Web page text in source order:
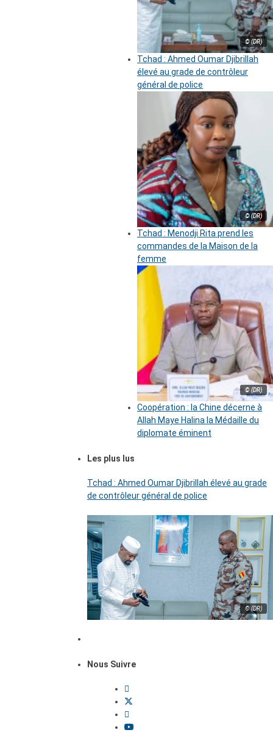
© (DR)
Tchad : Ahmed Oumar Djibrillah
élevé au grade de contrôleur
général de police
© (DR)
Tchad : Menodji Rita prend les
commandes de la Maison de la
femme
© (DR)
Coopération : la Chine décerne à
Allah Maye Halina la Médaille du
diplomate éminent
Les plus lus
Tchad : Ahmed Oumar Djibrillah élevé au grade
de contrôleur général de police
© (DR)
Nous Suivre